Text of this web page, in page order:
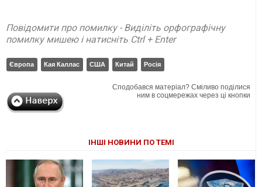
Повідомити про помилку - Виділіть орфографічну
помилку мишею і натисніть Ctrl + Enter
Європа Кая Каллас США Китай Росія
Сподобався матеріал? Сміливо поділися
ним в соцмережах через ці кнопки
ІНШІ НОВИНИ ПО ТЕМІ